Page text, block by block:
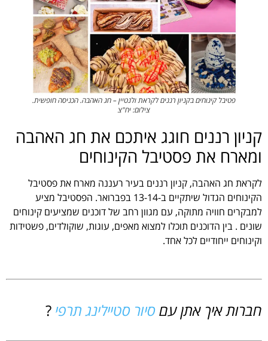
פטיבל קינוחים בקניון רננים לקראת ולנטיין – חג האהבה. הכניסה חופשית.
צילום: יח"צ
קניון רננים חוגג איתכם את חג האהבה
ומארח את פסטיבל הקינוחים
לקראת חג האהבה, קניון רננים בעיר רעננה מארח את פסטיבל
הקינוחים הגדול שיתקיים ב-13-14 בפברואר. הפסטיבל מציע
למבקרים חוויה מתוקה, עם מגוון רחב של דוכנים שמציעים קינוחים
שונים . בין הדוכנים תוכלו למצוא מאפים, עוגות, שוקולדים, פשטידות
וקינוחים ייחודיים לכל אחד.
חברות איך אתן עםסיור סטיילינג תרפי ?